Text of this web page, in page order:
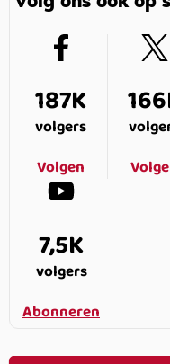
187K
volgers
Volgen
7,5K
volgers
Abonneren